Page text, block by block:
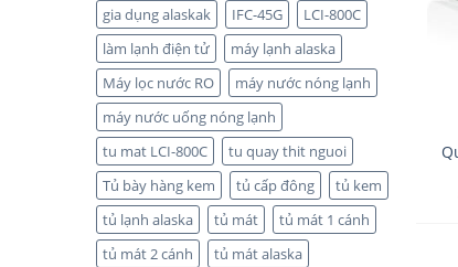
gia dụng alaskak
IFC-45G
LCI-800C
làm lạnh điện tử
máy lạnh alaska
Máy lọc nước RO
máy nước nóng lạnh
máy nước uống nóng lạnh
tu mat LCI-800C
tu quay thit nguoi
Tủ bày hàng kem
tủ cấp đông
tủ kem
tủ lạnh alaska
tủ mát
tủ mát 1 cánh
tủ mát 2 cánh
tủ mát alaska